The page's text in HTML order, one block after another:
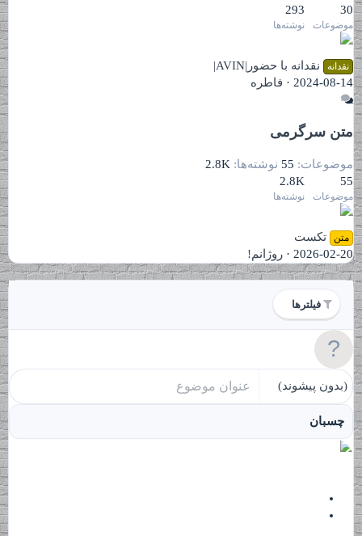
30
موضوعات
293
نوشته‌ها
نقدانه
نقدانه با حضور|AVIN|
2024-08-14
فاطره
متن سرگرمی
موضوعات 55 نوشته‌ها
2.8K
55
موضوعات
2.8K
نوشته‌ها
متن
تکست
2026-02-20
روژانم!
فیلترها
(بدون پیشوند)
چسبان